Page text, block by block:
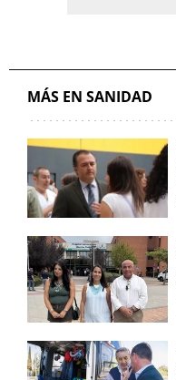
MÁS EN SANIDAD